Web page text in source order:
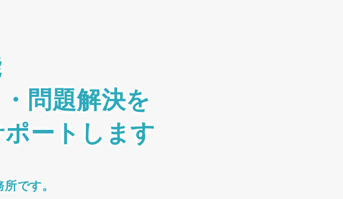
問題解決を
ートします
です。